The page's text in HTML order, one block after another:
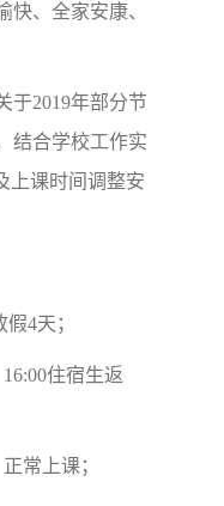
快、全家安康、
2019年部分节
结合学校工作实
上课时间调整安
4天；
住宿生返
常上课；